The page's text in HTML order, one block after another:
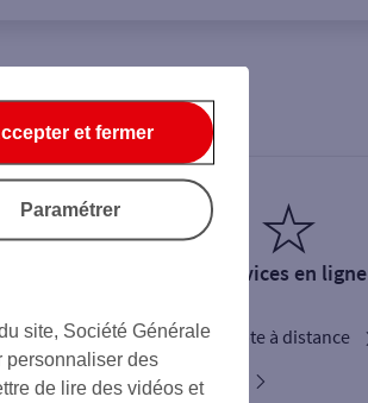
Services en ligne
Ouverture de compte à distance
Service Bienvenue
site, Société Générale
personnaliser des
de lire des vidéos et
et fermer
Paramétrer